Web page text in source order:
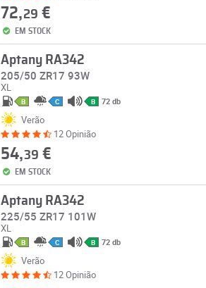
72,29 €
EM STOCK
Aptany RA342
205/50 ZR17 93W
XL
B C B 72 db
Verão
12 Opinião
54,39 €
EM STOCK
Aptany RA342
225/55 ZR17 101W
XL
B C B 72 db
Verão
12 Opinião